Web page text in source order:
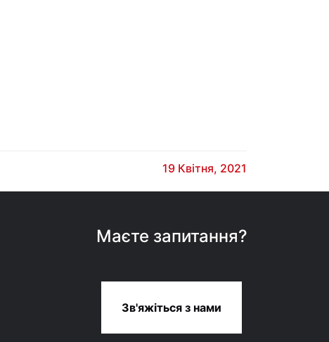
19 Квітня, 2021
Маєте запитання?
Зв'яжіться з нами